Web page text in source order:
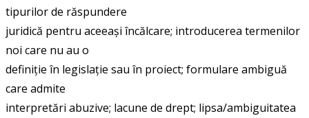
tipurilor de răspundere
juridică pentru aceeași încălcare; introducerea termenilor
noi care nu au o
definiție în legislație sau în proiect; formulare ambiguă
care admite
interpretări abuzive; lacune de drept; lipsa/ambiguitatea